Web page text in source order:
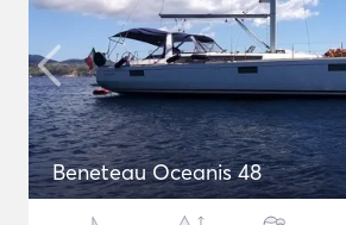
Beneteau Oceanis 48